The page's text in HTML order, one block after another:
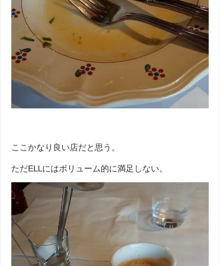
ここかなり良い店だと思う。
ただELLにはボリューム的に満足しない。